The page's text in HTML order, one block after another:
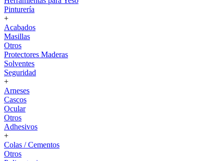
Pinturería
+
Acabados
Masillas
Otros
Protectores Maderas
Solventes
Seguridad
+
Arneses
Cascos
Ocular
Otros
Adhesivos
+
Colas / Cementos
Otros